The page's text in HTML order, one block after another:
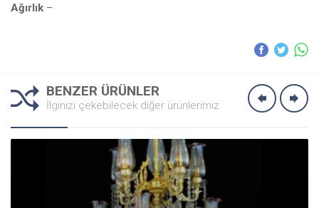
Ağırlık –
BENZER ÜRÜNLER
İlginizi çekebilecek diğer ürünlerimiz